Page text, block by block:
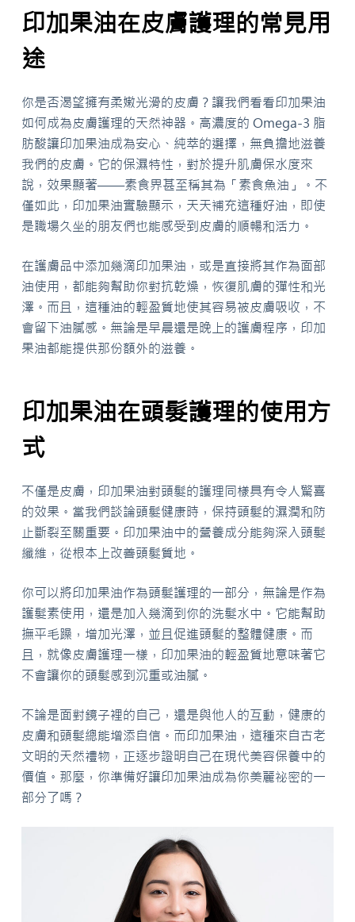
印加果油在皮膚護理的常見用
途
你是否渴望擁有柔嫩光滑的皮膚？讓我們看看印加果油
如何成為皮膚護理的天然神器。高濃度的 Omega-3 脂
肪酸讓印加果油成為安心、純萃的選擇，無負擔地滋養
我們的皮膚。它的保濕特性，對於提升肌膚保水度來
說，效果顯著——素食界甚至稱其為「素食魚油」。不
僅如此，印加果油實驗顯示，天天補充這種好油，即使
是職場久坐的朋友們也能感受到皮膚的順暢和活力。
在護膚品中添加幾滴印加果油，或是直接將其作為面部
油使用，都能夠幫助你對抗乾燥，恢復肌膚的彈性和光
澤。而且，這種油的輕盈質地使其容易被皮膚吸收，不
會留下油膩感。無論是早晨還是晚上的護膚程序，印加
果油都能提供那份額外的滋養。
印加果油在頭髮護理的使用方
式
不僅是皮膚，印加果油對頭髮的護理同樣具有令人驚喜
的效果。當我們談論頭髮健康時，保持頭髮的濕潤和防
止斷裂至關重要。印加果油中的營養成分能夠深入頭髮
纖維，從根本上改善頭髮質地。
你可以將印加果油作為頭髮護理的一部分，無論是作為
護髮素使用，還是加入幾滴到你的洗髮水中。它能幫助
撫平毛躁，增加光澤，並且促進頭髮的整體健康。而
且，就像皮膚護理一樣，印加果油的輕盈質地意味著它
不會讓你的頭髮感到沉重或油膩。
不論是面對鏡子裡的自己，還是與他人的互動，健康的
皮膚和頭髮總能增添自信。而印加果油，這種來自古老
文明的天然禮物，正逐步證明自己在現代美容保養中的
價值。那麼，你準備好讓印加果油成為你美麗祕密的一
部分了嗎？